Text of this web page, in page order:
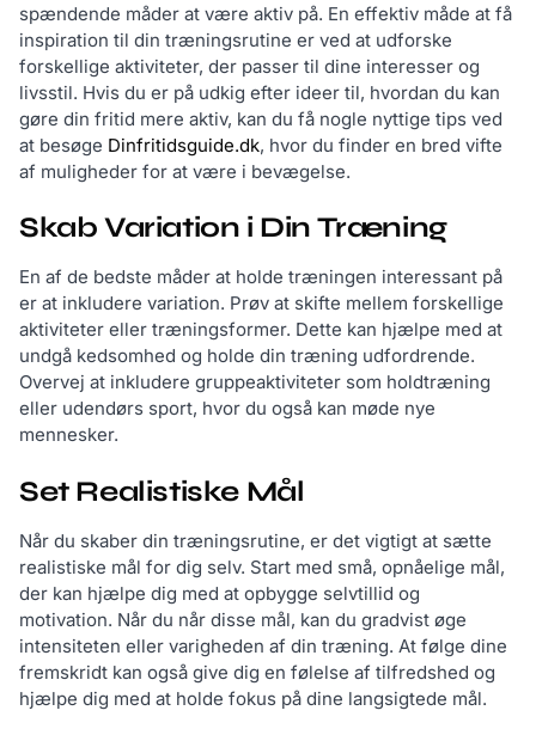
spændende måder at være aktiv på. En effektiv måde at få
inspiration til din træningsrutine er ved at udforske
forskellige aktiviteter, der passer til dine interesser og
livsstil. Hvis du er på udkig efter ideer til, hvordan du kan
gøre din fritid mere aktiv, kan du få nogle nyttige tips ved
at besøge Dinfritidsguide.dk, hvor du finder en bred vifte
af muligheder for at være i bevægelse.
Skab Variation i Din Træning
En af de bedste måder at holde træningen interessant på
er at inkludere variation. Prøv at skifte mellem forskellige
aktiviteter eller træningsformer. Dette kan hjælpe med at
undgå kedsomhed og holde din træning udfordrende.
Overvej at inkludere gruppeaktiviteter som holdtræning
eller udendørs sport, hvor du også kan møde nye
mennesker.
Set Realistiske Mål
Når du skaber din træningsrutine, er det vigtigt at sætte
realistiske mål for dig selv. Start med små, opnåelige mål,
der kan hjælpe dig med at opbygge selvtillid og
motivation. Når du når disse mål, kan du gradvist øge
intensiteten eller varigheden af din træning. At følge dine
fremskridt kan også give dig en følelse af tilfredshed og
hjælpe dig med at holde fokus på dine langsigtede mål.